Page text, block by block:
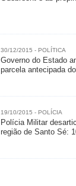
30/12/2015 - POLÍTICA
Governo do Estado
parcela antecipada
19/10/2015 - POLÍCIA
Polícia Militar
região de Santo Sé: